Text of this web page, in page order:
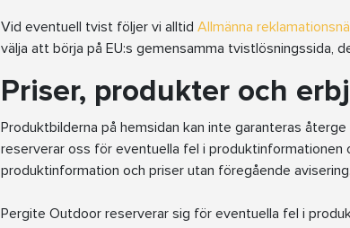
Vid eventuell tvist följer vi alltidAllmänna
välja att börja på EU:s gemensamma tvistlösningssida,
Priser, produkter och
Produktbilderna på hemsidan kan inte garanteras
reserverar oss för eventuella fel i produktinformationen
produktinformation och priser utan föregående avisering.
Pergite Outdoor reserverar sig för eventuella fel i